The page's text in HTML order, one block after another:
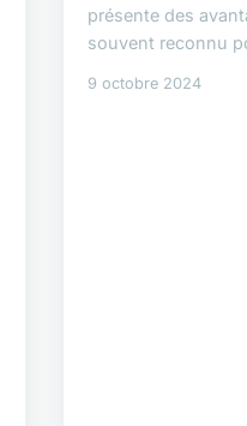
présente des
souvent reconnu
9 octobre 2024